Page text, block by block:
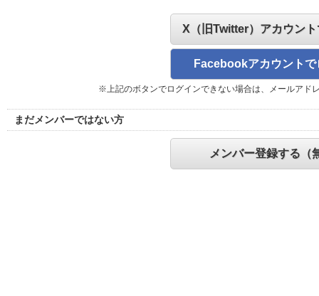
X（旧Twitter）アカウン
Facebookアカウントで
※上記のボタンでログインできない場合は、メールアド
まだメンバーではない方
メンバー登録する（